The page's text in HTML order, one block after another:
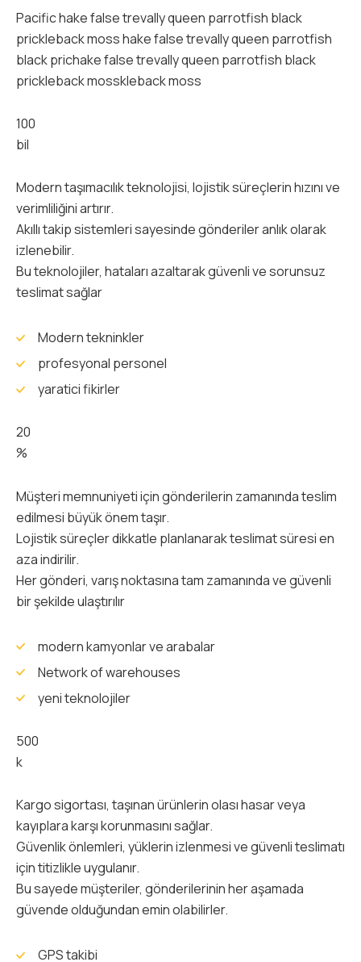
Pacific hake false trevally queen parrotfish black
prickleback moss hake false trevally queen parrotfish
black prichake false trevally queen parrotfish black
prickleback mosskleback moss
100
bil
Modern taşımacılık teknolojisi, lojistik süreçlerin hızını ve
verimliliğini artırır.
Akıllı takip sistemleri sayesinde gönderiler anlık olarak
izlenebilir.
Bu teknolojiler, hataları azaltarak güvenli ve sorunsuz
teslimat sağlar
Modern tekninkler
profesyonal personel
yaratici fikirler
20
%
Müşteri memnuniyeti için gönderilerin zamanında teslim
edilmesi büyük önem taşır.
Lojistik süreçler dikkatle planlanarak teslimat süresi en
aza indirilir.
Her gönderi, varış noktasına tam zamanında ve güvenli
bir şekilde ulaştırılır
modern kamyonlar ve arabalar
Network of warehouses
yeni teknolojiler
500
k
Kargo sigortası, taşınan ürünlerin olası hasar veya
kayıplara karşı korunmasını sağlar.
Güvenlik önlemleri, yüklerin izlenmesi ve güvenli teslimatı
için titizlikle uygulanır.
Bu sayede müşteriler, gönderilerinin her aşamada
güvende olduğundan emin olabilirler.
GPS takibi